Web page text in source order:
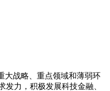
大战略、重点领域和薄弱环
力，积极发展科技金融、